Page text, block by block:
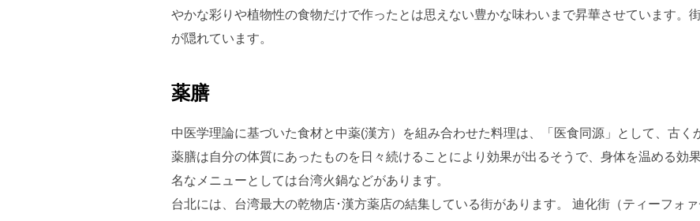
やかな彩りや植物性の食物だけで作ったとは思えない豊かな味わいまで昇華させています。
が隠れています。
薬膳
中医学理論に基づいた食材と中薬(漢方）を組み合わせた料理は、「医食同源」として、古く
薬膳は自分の体質にあったものを日々続けることにより効果が出るそうで、身体を温める効
名なメニューとしては台湾火鍋などがあります。
台北には、台湾最大の乾物店･漢方薬店の結集している街があります。 迪化街（ティーフォ